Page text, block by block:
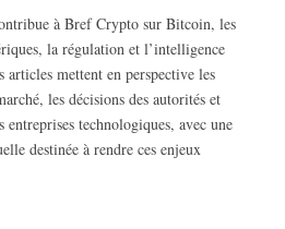
à Bref Crypto sur Bitcoin, les
la régulation et l’intelligence
articles mettent en perspective les
les décisions des autorités et
entreprises technologiques, avec une
destinée à rendre ces enjeux